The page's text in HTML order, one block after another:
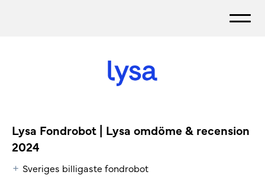
Lysa Fondrobot | Lysa omdöme & recension
2024
+ Sveriges billigaste fondrobot